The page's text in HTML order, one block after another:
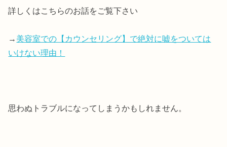
詳しくはこちらのお話をご覧下さい
→ 美容室での【カウンセリング】で絶対に嘘をついては
いけない理由！
思わぬトラブルになってしまうかもしれません。